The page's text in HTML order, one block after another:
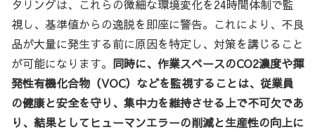
タリングは、これらの微細な環境変化を24時間体制で監
視し、基準値からの逸脱を即座に警告。これにより、不良
品が大量に発生する前に原因を特定し、対策を講じること
が可能になります。 同時に、作業スペースのCO2濃度や揮
発性有機化合物（VOC）などを監視することは、従業員
の健康と安全を守り、集中力を維持させる上で不可欠であ
り、結果としてヒューマンエラーの削減と生産性の向上に